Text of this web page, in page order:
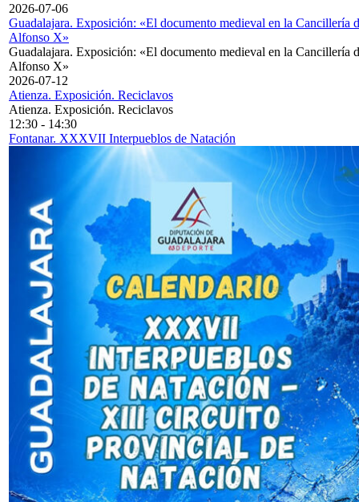
2026-07-06
Guadalajara. Exposición: «El documento medieval en la Cancillería
Alfonso X»
Guadalajara. Exposición: «El documento medieval en la Cancillería
Alfonso X»
2026-07-12
Atienza. Exposición. Reciclavos
Atienza. Exposición. Reciclavos
12:30 - 14:30
Fontanar. XXXVII Interpueblos de Natación